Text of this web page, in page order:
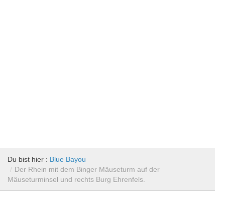
Du bist hier : Blue Bayou
/ Der Rhein mit dem Binger Mäuseturm auf der
Mäuseturminsel und rechts Burg Ehrenfels.